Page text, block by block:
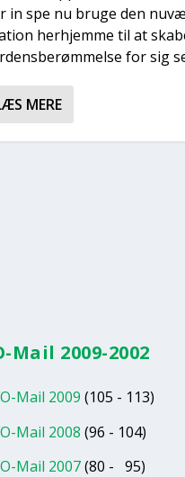
in spe nu bru­ge den
her­hjem­me til at
for sig
MERE
Mail 2009-2002
Mail 2009 (105 - 113)
Mail 2008 (96 - 104)
Mail 2007(80 - 95)